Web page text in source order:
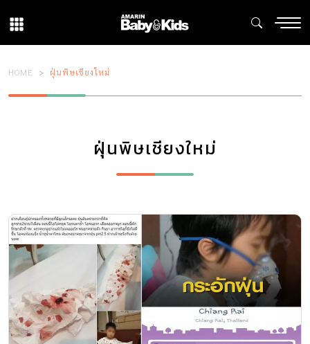
HOME ฝุ่นพิษเชียงใหม่
ฝุ่นพิษเชียงใหม่